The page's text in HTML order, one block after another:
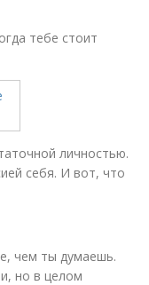
тебе стоит
личностью.
себя. И вот, что
чем ты думаешь.
но в целом